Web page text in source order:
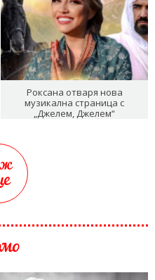
Роксана отваря нова
музикална страница с
„Джелем, Джелем“